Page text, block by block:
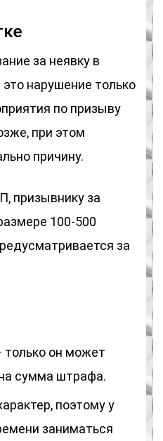
за неявку в
нарушение только
по призыву
при этом
причину.
призывнику за
100-500
за
только он может
сумма штрафа.
поэтому у
заниматься